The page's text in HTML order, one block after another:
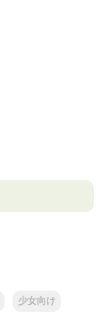
少女向け